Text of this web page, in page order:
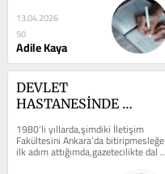
13.04.2026
50
Adile Kaya
DEVLET
HASTANESİNDE
AMELİYAT OLMAK
1980’li yıllarda,şimdiki İletişim
Fakültesini Ankara’da bitiripmesleğe
ilk adım attığımda,gazetecilikte dal
olarak polis muhabirliğini...